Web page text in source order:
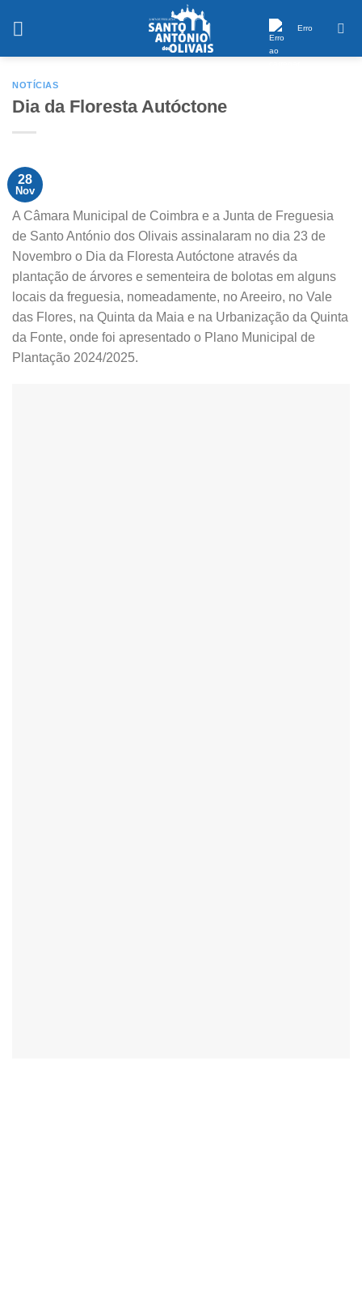
Erro
NOTÍCIAS
Dia da Floresta Autóctone
28
Nov
A Câmara Municipal de Coimbra e a Junta de Freguesia
de Santo António dos Olivais assinalaram no dia 23 de
Novembro o Dia da Floresta Autóctone através da
plantação de árvores e sementeira de bolotas em alguns
locais da freguesia, nomeadamente, no Areeiro, no Vale
das Flores, na Quinta da Maia e na Urbanização da Quinta
da Fonte, onde foi apresentado o Plano Municipal de
Plantação 2024/2025.